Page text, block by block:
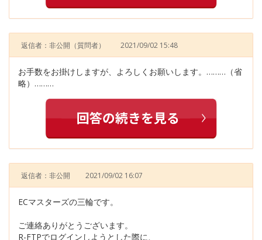
返信者：非公開 （質問者） 2021/09/02 15:48
お手数をお掛けしますが、よろしくお願いします。………（省
略）………
返信者：非公開 2021/09/02 16:07
ECマスターズの三輪です。
ご連絡ありがとうございます。
R-FTPでログインしようとした際に、